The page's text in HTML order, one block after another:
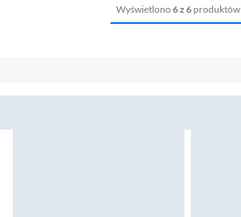
Wyświetlono 6 z 6 produktów